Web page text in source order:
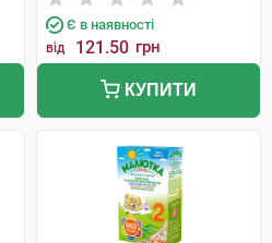
Є в наявності
від 121.50 грн
КУПИТИ